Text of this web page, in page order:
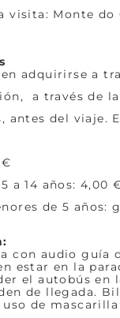
visita: Monte
adquirirse a
a través de
antes del viaje.
€
a 14 años: 4,00
de 5 años:
con audio guía
estar en la
el autobús en
de llegada.
de mascarilla